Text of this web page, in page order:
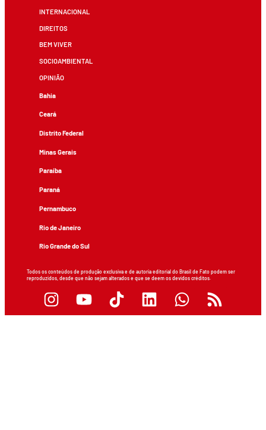
INTERNACIONAL
DIREITOS
BEM VIVER
SOCIOAMBIENTAL
OPINIÃO
Bahia
Ceará
Distrito Federal
Minas Gerais
Paraíba
Paraná
Pernambuco
Rio de Janeiro
Rio Grande do Sul
Todos os conteúdos de produção exclusiva e de autoria editorial do Brasil de Fato podem ser
reproduzidos, desde que não sejam alterados e que se deem os devidos créditos.